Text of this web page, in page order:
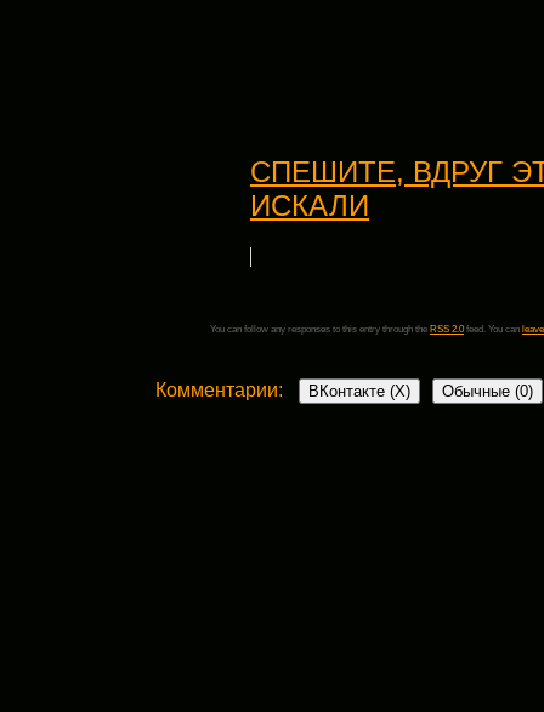
СПЕШИТЕ, ВДРУГ
ИСКАЛИ
You can follow any responses to this entry through the RSS 2.0 feed. You can
Комментарии: ВКонтакте (X) Обычные (0)